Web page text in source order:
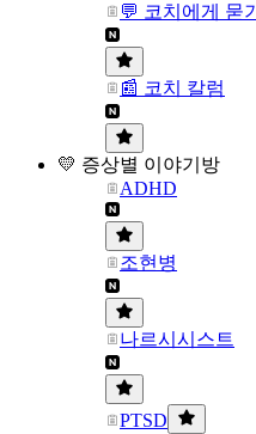
💬 코치에게 묻기
📰 코치 칼럼
💛 증상별 이야기방
ADHD
조현병
나르시시스트
PTSD